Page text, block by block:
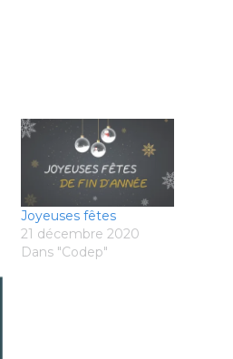
Joyeuses fêtes
21 décembre 2020
Dans "Codep"